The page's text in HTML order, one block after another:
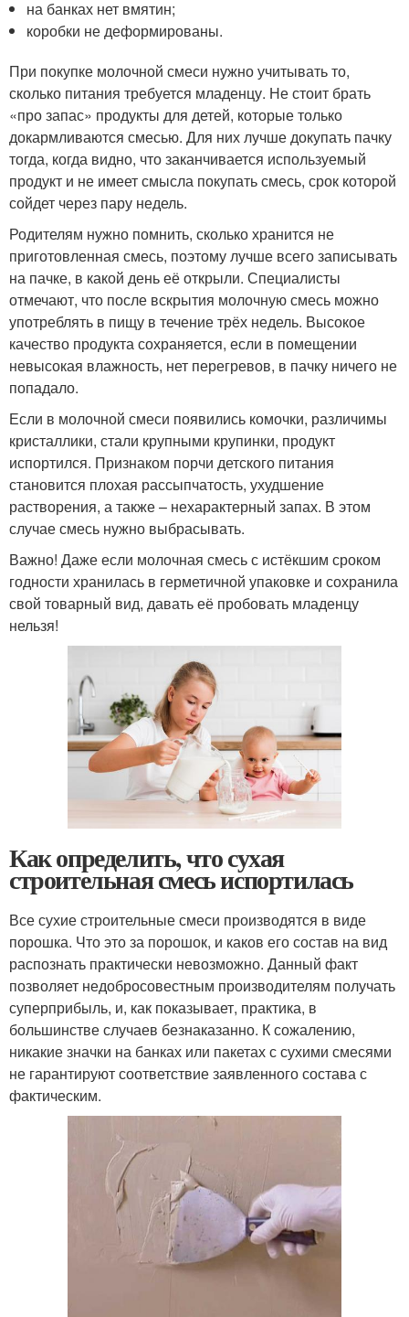
на банках нет вмятин;
коробки не деформированы.
При покупке молочной смеси нужно учитывать то,
сколько питания требуется младенцу. Не стоит брать
«про запас» продукты для детей, которые только
докармливаются смесью. Для них лучше докупать пачку
тогда, когда видно, что заканчивается используемый
продукт и не имеет смысла покупать смесь, срок которой
сойдет через пару недель.
Родителям нужно помнить, сколько хранится не
приготовленная смесь, поэтому лучше всего записывать
на пачке, в какой день её открыли. Специалисты
отмечают, что после вскрытия молочную смесь можно
употреблять в пищу в течение трёх недель. Высокое
качество продукта сохраняется, если в помещении
невысокая влажность, нет перегревов, в пачку ничего не
попадало.
Если в молочной смеси появились комочки, различимы
кристаллики, стали крупными крупинки, продукт
испортился. Признаком порчи детского питания
становится плохая рассыпчатость, ухудшение
растворения, а также – нехарактерный запах. В этом
случае смесь нужно выбрасывать.
Важно! Даже если молочная смесь с истёкшим сроком
годности хранилась в герметичной упаковке и сохранила
свой товарный вид, давать её пробовать младенцу
нельзя!
Как определить, что сухая
строительная смесь испортилась
Все сухие строительные смеси производятся в виде
порошка. Что это за порошок, и каков его состав на вид
распознать практически невозможно. Данный факт
позволяет недобросовестным производителям получать
суперприбыль, и, как показывает, практика, в
большинстве случаев безнаказанно. К сожалению,
никакие значки на банках или пакетах с сухими смесями
не гарантируют соответствие заявленного состава с
фактическим.